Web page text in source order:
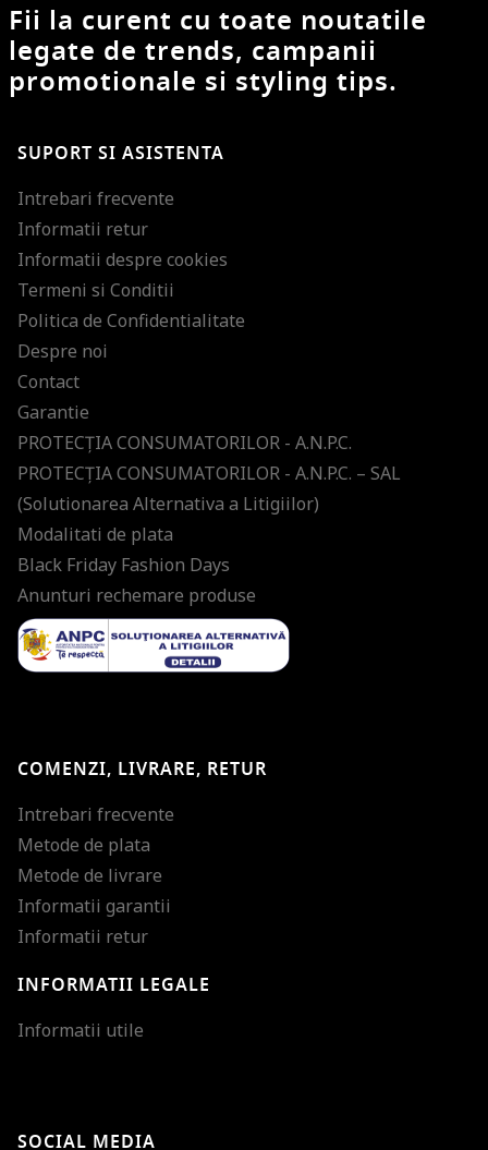
Fii la curent cu toate noutatile
legate de trends, campanii
promotionale si styling tips.
SUPORT SI ASISTENTA
Intrebari frecvente
Informatii retur
Informatii despre cookies
Termeni si Conditii
Politica de Confidentialitate
Despre noi
Contact
Garantie
PROTECŢIA CONSUMATORILOR - A.N.P.C.
PROTECŢIA CONSUMATORILOR - A.N.P.C. – SAL
(Solutionarea Alternativa a Litigiilor)
Modalitati de plata
Black Friday Fashion Days
Anunturi rechemare produse
COMENZI, LIVRARE, RETUR
Intrebari frecvente
Metode de plata
Metode de livrare
Informatii garantii
Informatii retur
INFORMATII LEGALE
Informatii utile
SOCIAL MEDIA